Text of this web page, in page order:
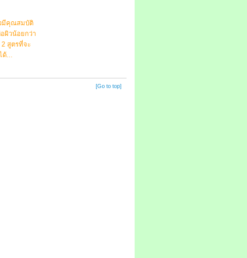
มีคุณสมบัติ
ผิวน้อยกว่า
สูตรที่จะ
ด้...
[Go to top]